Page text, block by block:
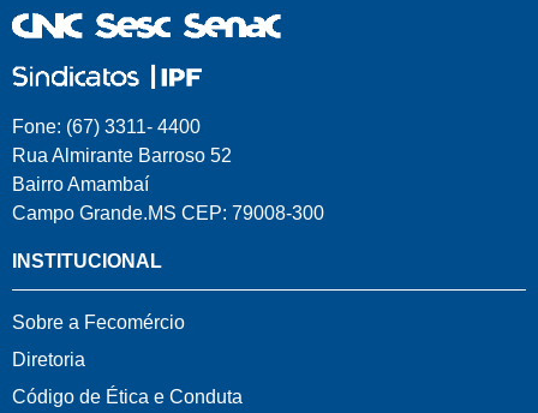
Fone: (67) 3311- 4400
Rua Almirante Barroso 52
Bairro Amambaí
Campo Grande.MS CEP: 79008-300
INSTITUCIONAL
Sobre a Fecomércio
Diretoria
Código de Ética e Conduta